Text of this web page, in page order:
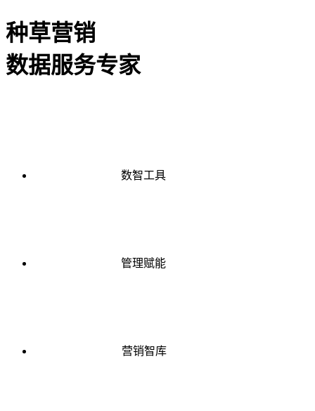
种草营销
数据服务专家
数智工具
管理赋能
营销智库